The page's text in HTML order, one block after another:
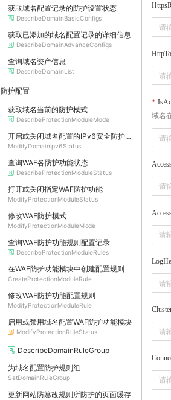
获取域名配置记录的防护设置状态
DescribeDomainBasicConfigs
获取已添加的域名配置记录的详细信息
DescribeDomainAdvanceConfigs
查询域名资产信息
DescribeDomainList
防护配置
获取域名当前的防护模式
DescribeProtectionModuleMode
开启或关闭域名配置的IPv6安全防护功能
ModifyDomainIpv6Status
查询WAF各防护功能状态
DescribeProtectionModuleStatus
打开或关闭指定WAF防护功能
ModifyProtectionModuleStatus
修改WAF防护模式
ModifyProtectionModuleMode
查询WAF防护功能规则配置记录
DescribeProtectionModuleRules
在WAF防护功能模块中创建配置规则
CreateProtectionModuleRule
修改WAF防护功能配置规则
ModifyProtectionModuleRule
启用或禁用域名配置WAF防护功能模块
ModifyProtectionRuleStatus
DescribeDomainRuleGroup
为域名配置防护规则组
SetDomainRuleGroup
更新网站防篡改规则所防护的页面缓存
域名